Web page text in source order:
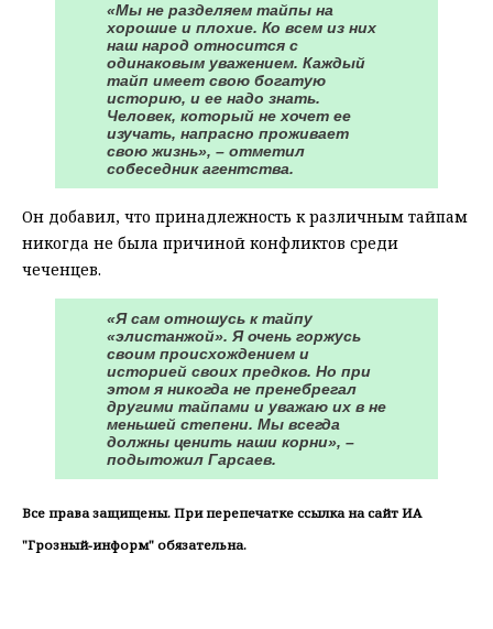
«Мы не разделяем тайпы на
хорошие и плохие. Ко всем из них
наш народ относится с
одинаковым уважением. Каждый
тайп имеет свою богатую
историю, и ее надо знать.
Человек, который не хочет ее
изучать, напрасно проживает
свою жизнь», – отметил
собеседник агентства.
Он добавил, что принадлежность к различным тайпам
никогда не была причиной конфликтов среди
чеченцев.
«Я сам отношусь к тайпу
«элистанжой». Я очень горжусь
своим происхождением и
историей своих предков. Но при
этом я никогда не пренебрегал
другими тайпами и уважаю их в не
меньшей степени. Мы всегда
должны ценить наши корни», –
подытожил Гарсаев.
Все права защищены. При перепечатке ссылка на сайт ИА
"Грозный-информ" обязательна.